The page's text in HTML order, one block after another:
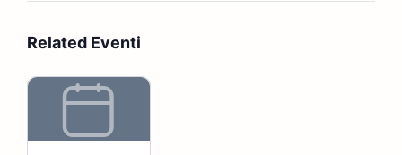
Related Eventi